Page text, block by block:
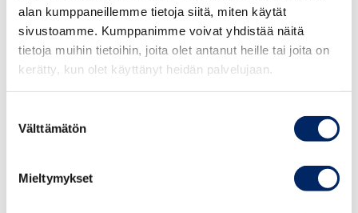
alan kumppaneillemme tietoja siitä, miten käytät
sivustoamme. Kumppanimme voivat yhdistää näitä
tietoja muihin tietoihin, joita olet antanut heille tai joita on
kerätty, kun olet käyttänyt heidän palvelujaan.
valinta
Välttämätön
Mieltymykset
jokaisen palkitun mieleen paremmin kuin omassa
myymälässä annettu muistaminen ja sen päälle juodut
kakkukahvit”, Ylinen toteaa.
Seuraavissa juhlissa ansiomerkin saajia ja yhtiön johdon
käteltäviä on jälleen kymmenittäin. Palkittavia riittää koko
aikahaarukalle eli pronssisesta kultaiseen.
Tilaisuus on koskettava myös toimitusjohtajalle.